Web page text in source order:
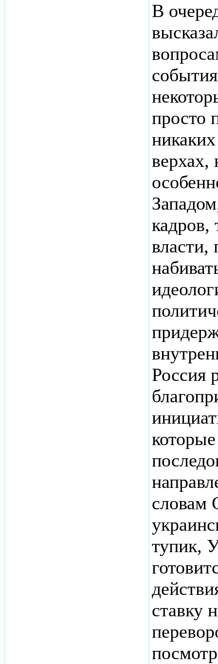
В
просто
верхах,
кадров,
Россия
словам
тупик,
ставку